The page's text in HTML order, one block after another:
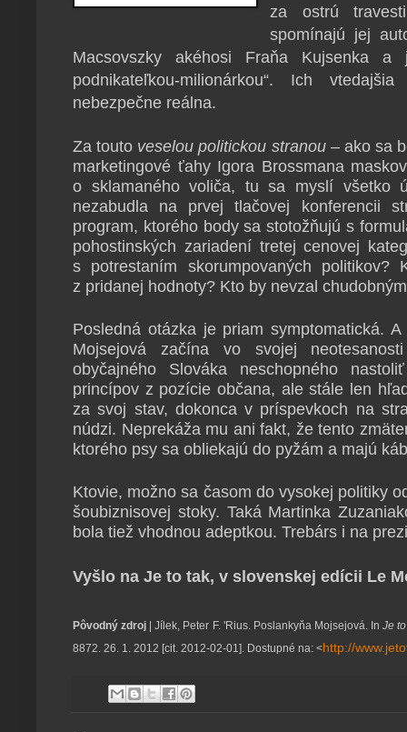
za ostrú
spomínajú jej
Macsovszky akéhosi Fraňa Kujsenka a
podnikateľkou-milionárkou“. Ich
nebezpečne reálna.
Za touto veselou politickou stranou– ako sa
marketingové ťahy Igora Brossmana
o sklamaného voliča, tu sa myslí všetko
nezabudla na prvej tlačovej konferencii
program, ktorého body sa stotožňujú s
pohostinských zariadení tretej cenovej
s potrestaním skorumpovaných
z pridanej hodnoty? Kto by nevzal
Posledná otázka je priam symptomatická.
Mojsejová začína vo svojej
obyčajného Slováka neschopného
princípov z pozície občana, ale stále len
za svoj stav, dokonca v príspevkoch na
núdzi. Neprekáža mu ani fakt, že tento
ktorého psy sa obliekajú do pyžám a majú
Ktovie, možno sa časom do vysokej politiky
šoubiznisovej stoky. Taká Martinka
bola tiež vhodnou adeptkou. Trebárs i na
Vyšlo na Je to tak, v slovenskej edícii Le
Pôvodný zdroj | Jílek, Peter F. 'Rius. Poslankyňa Mojsejová. InJe
8872. 26. 1. 2012 [cit. 2012-02-01]. Dostupné na: <http://